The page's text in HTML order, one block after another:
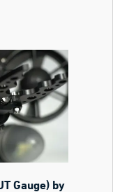
Gauge) by